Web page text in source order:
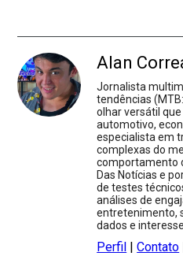
Alan
Jornalista
tendências
olhar versátil
automotivo,
especialista em
complexas do
comportamento
Das Notícias e
de testes
análises de
entretenimento,
dados e
Perfil |Contato